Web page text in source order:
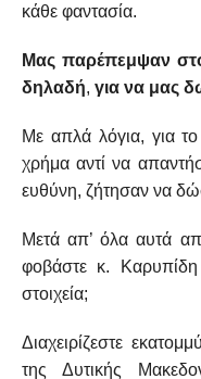
κάθε φαντασία.
Μας παρέπεμψαν
δηλαδή, για να μας
Με απλά λόγια, για
χρήμα αντί να
ευθύνη, ζήτησαν να
Μετά απ’ όλα αυτά
φοβάστε κ.
στοιχεία;
Διαχειρίζεστε
της Δυτικής